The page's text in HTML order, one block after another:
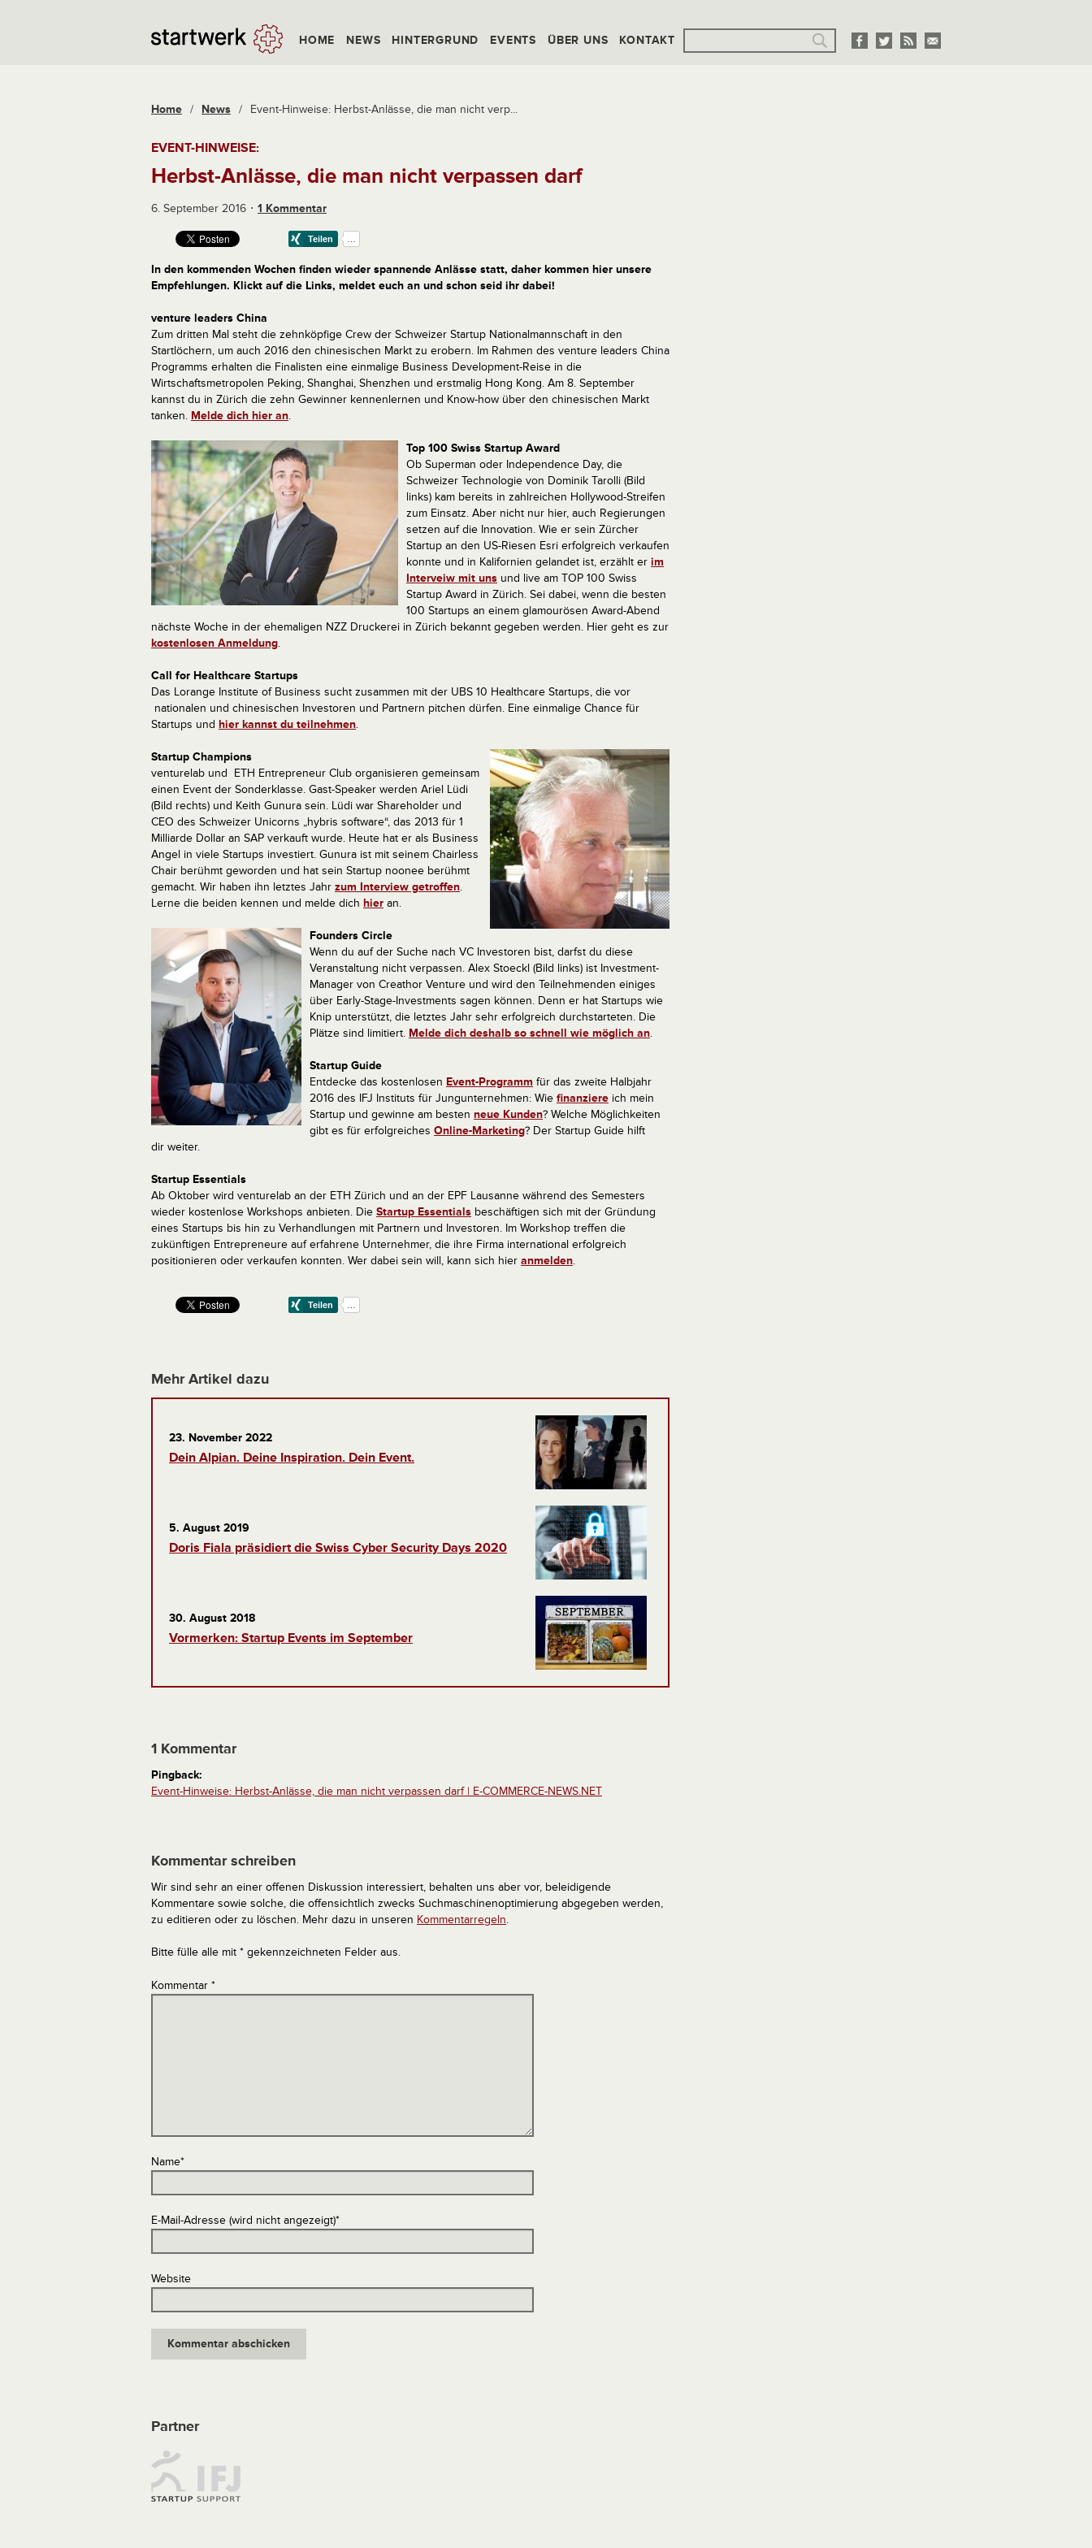
HOME NEWS HINTERGRUND EVENTS ÜBER UNS KONTAKT
Home / News / Event-Hinweise: Herbst-Anlässe, die man nicht verp...
EVENT-HINWEISE:
Herbst-Anlässe, die man nicht verpassen darf
6. September 2016 1 Kommentar
In den kommenden Wochen finden wieder spannende Anlässe statt, daher kommen hier unsere
Empfehlungen. Klickt auf die Links, meldet euch an und schon seid ihr dabei!
venture leaders China
Zum dritten Mal steht die zehnköpfige Crew der Schweizer Startup Nationalmannschaft in den
Startlöchern, um auch 2016 den chinesischen Markt zu erobern. Im Rahmen des venture leaders China
Programms erhalten die Finalisten eine einmalige Business Development-Reise in die
Wirtschaftsmetropolen Peking, Shanghai, Shenzhen und erstmalig Hong Kong. Am 8. September
kannst du in Zürich die zehn Gewinner kennenlernen und Know-how über den chinesischen Markt
tanken. Melde dich hier an.
Top 100 Swiss Startup Award
Ob Superman oder Independence Day, die
Schweizer Technologie von Dominik Tarolli (Bild
links) kam bereits in zahlreichen Hollywood-Streifen
zum Einsatz. Aber nicht nur hier, auch Regierungen
setzen auf die Innovation. Wie er sein Zürcher
Startup an den US-Riesen Esri erfolgreich verkaufen
konnte und in Kalifornien gelandet ist, erzählt er im
Interveiw mit uns und live am TOP 100 Swiss
Startup Award in Zürich. Sei dabei, wenn die besten
100 Startups an einem glamourösen Award-Abend
nächste Woche in der ehemaligen NZZ Druckerei in Zürich bekannt gegeben werden. Hier geht es zur
kostenlosen Anmeldung.
Call for Healthcare Startups
Das Lorange Institute of Business sucht zusammen mit der UBS 10 Healthcare Startups, die vor
nationalen und chinesischen Investoren und Partnern pitchen dürfen. Eine einmalige Chance für
Startups und hier kannst du teilnehmen.
Startup Champions
venturelab und ETH Entrepreneur Club organisieren gemeinsam
einen Event der Sonderklasse. Gast-Speaker werden Ariel Lüdi
(Bild rechts) und Keith Gunura sein. Lüdi war Shareholder und
CEO des Schweizer Unicorns „hybris software“, das 2013 für 1
Milliarde Dollar an SAP verkauft wurde. Heute hat er als Business
Angel in viele Startups investiert. Gunura ist mit seinem Chairless
Chair berühmt geworden und hat sein Startup noonee berühmt
gemacht. Wir haben ihn letztes Jahr zum Interview getroffen.
Lerne die beiden kennen und melde dich hier an.
Founders Circle
Wenn du auf der Suche nach VC Investoren bist, darfst du diese
Veranstaltung nicht verpassen. Alex Stoeckl (Bild links) ist Investment-
Manager von Creathor Venture und wird den Teilnehmenden einiges
über Early-Stage-Investments sagen können. Denn er hat Startups wie
Knip unterstützt, die letztes Jahr sehr erfolgreich durchstarteten. Die
Plätze sind limitiert. Melde dich deshalb so schnell wie möglich an.
Startup Guide
Entdecke das kostenlosen Event-Programm für das zweite Halbjahr
2016 des IFJ Instituts für Jungunternehmen: Wie finanziere ich mein
Startup und gewinne am besten neue Kunden? Welche Möglichkeiten
gibt es für erfolgreiches Online-Marketing? Der Startup Guide hilft
dir weiter.
Startup Essentials
Ab Oktober wird venturelab an der ETH Zürich und an der EPF Lausanne während des Semesters
wieder kostenlose Workshops anbieten. Die Startup Essentials beschäftigen sich mit der Gründung
eines Startups bis hin zu Verhandlungen mit Partnern und Investoren. Im Workshop treffen die
zukünftigen Entrepreneure auf erfahrene Unternehmer, die ihre Firma international erfolgreich
positionieren oder verkaufen konnten. Wer dabei sein will, kann sich hier anmelden.
Mehr Artikel dazu
23. November 2022
Dein Alpian. Deine Inspiration. Dein Event.
5. August 2019
Doris Fiala präsidiert die Swiss Cyber Security Days 2020
30. August 2018
Vormerken: Startup Events im September
1 Kommentar
Pingback:
Event-Hinweise: Herbst-Anlässe, die man nicht verpassen darf | E-COMMERCE-NEWS.NET
Kommentar schreiben
Wir sind sehr an einer offenen Diskussion interessiert, behalten uns aber vor, beleidigende
Kommentare sowie solche, die offensichtlich zwecks Suchmaschinenoptimierung abgegeben werden,
zu editieren oder zu löschen. Mehr dazu in unseren Kommentarregeln.
Bitte fülle alle mit * gekennzeichneten Felder aus.
Kommentar *
Name*
E-Mail-Adresse (wird nicht angezeigt)*
Website
Partner